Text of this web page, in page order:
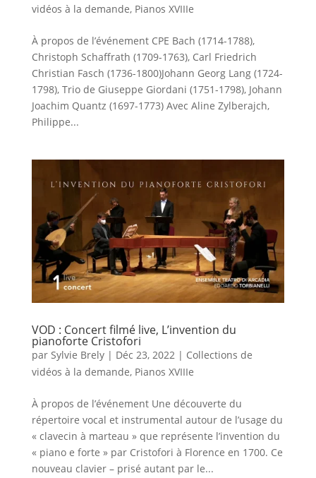
vidéos à la demande, Pianos XVIIIe
À propos de l’événement CPE Bach (1714-1788),
Christoph Schaffrath (1709-1763), Carl Friedrich
Christian Fasch (1736-1800)Johann Georg Lang (1724-
1798), Trio de Giuseppe Giordani (1751-1798), Johann
Joachim Quantz (1697-1773) Avec Aline Zylberajch,
Philippe...
VOD : Concert filmé live, L’invention du
pianoforte Cristofori
par Sylvie Brely| Déc 23, 2022 | Collections de
vidéos à la demande, Pianos XVIIIe
À propos de l’événement Une découverte du
répertoire vocal et instrumental autour de l’usage du
« clavecin à marteau » que représente l’invention du
« piano e forte » par Cristofori à Florence en 1700. Ce
nouveau clavier – prisé autant par le...